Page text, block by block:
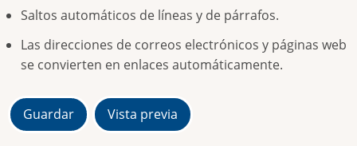
Saltos automáticos de líneas y de párrafos.
Las direcciones de correos electrónicos y páginas web
se convierten en enlaces automáticamente.